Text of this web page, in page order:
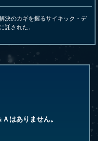
決のカギを握るサイキック・デ
託された。
はありません。